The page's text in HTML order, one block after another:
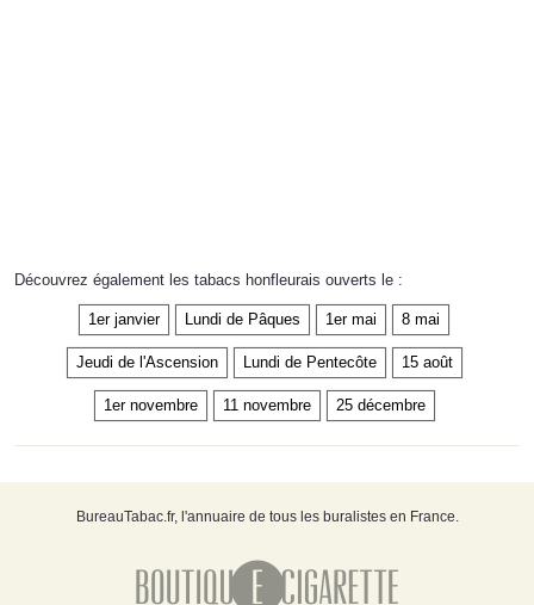
Découvrez également les tabacs honfleurais ouverts le :
1er janvier Lundi de Pâques 1er mai 8 mai
Jeudi de l'Ascension Lundi de Pentecôte 15 août
1er novembre 11 novembre 25 décembre
BureauTabac.fr, l'annuaire de tous les buralistes en France.